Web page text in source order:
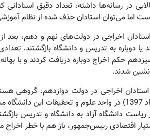
اما می‌توان استادان حذف شده از نظام
اخراجی در دولت‌های نهم و دهم، بعد
یا دوباره به تدریس و دانشگاه بازگشتند.
سیزدهم حکم اخراج دوباره دریافت کردند و با
شدند.
اخراجی در دولت دوازدهم، گروهی
(تیر 1396 تا مرداد 1397) در واحد علوم و
ریاست دانشگاه آزاد به دانشگاه و تدریس
اقتصادی رییس‌جمهور، باز هم با خطر اخراج